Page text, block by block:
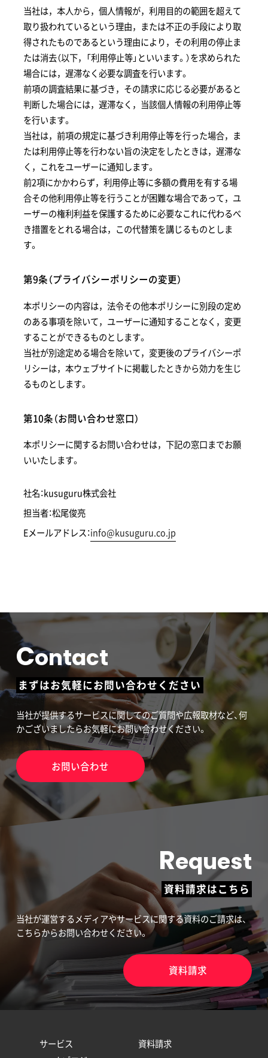
当社は，本人から，個人情報が，利用目的の範囲を超えて
取り扱われているという理由，または不正の手段により取
得されたものであるという理由により，その利用の停止ま
たは消去（以下，「利用停止等」といいます。）を求められた
場合には，遅滞なく必要な調査を行います。
前項の調査結果に基づき，その請求に応じる必要があると
判断した場合には，遅滞なく，当該個人情報の利用停止等
を行います。
当社は，前項の規定に基づき利用停止等を行った場合，ま
たは利用停止等を行わない旨の決定をしたときは，遅滞な
く，これをユーザーに通知します。
前2項にかかわらず，利用停止等に多額の費用を有する場
合その他利用停止等を行うことが困難な場合であって，ユ
ーザーの権利利益を保護するために必要なこれに代わるべ
き措置をとれる場合は，この代替策を講じるものとしま
す。
第9条（プライバシーポリシーの変更）
本ポリシーの内容は，法令その他本ポリシーに別段の定め
のある事項を除いて，ユーザーに通知することなく，変更
することができるものとします。
当社が別途定める場合を除いて，変更後のプライバシーポ
リシーは，本ウェブサイトに掲載したときから効力を生じ
るものとします。
第10条（お問い合わせ窓口）
本ポリシーに関するお問い合わせは，下記の窓口までお願
いいたします。
社名：kusuguru株式会社
担当者：松尾俊亮
Eメールアドレス：info@kusuguru.co.jp
Contact
まずはお気軽にお問い合わせください
当社が提供するサービスに関してのご質問や広報取材など、何
かございましたらお気軽にお問い合わせください。
お問い合わせ
Request
資料請求はこちら
当社が運営するメディアやサービスに関する資料のご請求は、
こちらからお問い合わせください。
資料請求
サービス
資料請求